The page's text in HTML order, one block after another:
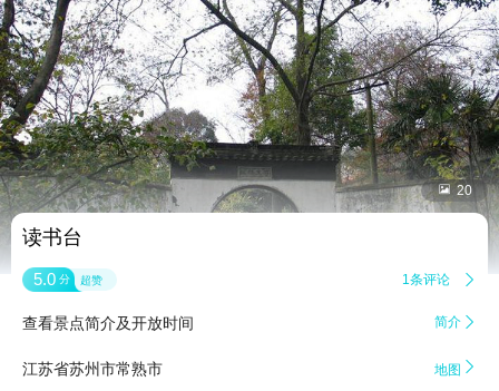
 20
读书台
5.0 分 超赞 1条评论 
查看景点简介及开放时间 简介 
江苏省苏州市常熟市 地图 
